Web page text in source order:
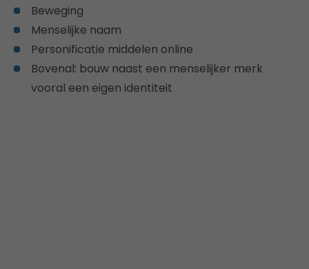
Beweging
Menselijke naam
Personificatie middelen online
Bovenal: bouw naast een menselijker merk
vooral een eigen identiteit